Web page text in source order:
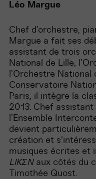
Léo Margue
Chef d’orchestre,
Margue a fait ses
assistant de trois
National de Lille,
l’Orchestre National
Conservatoire
Paris, il intègre la
2013. Chef
l’Ensemble
devient
création et
musiques écrites et
LIKΣN aux côtés du
Timothée Quost.